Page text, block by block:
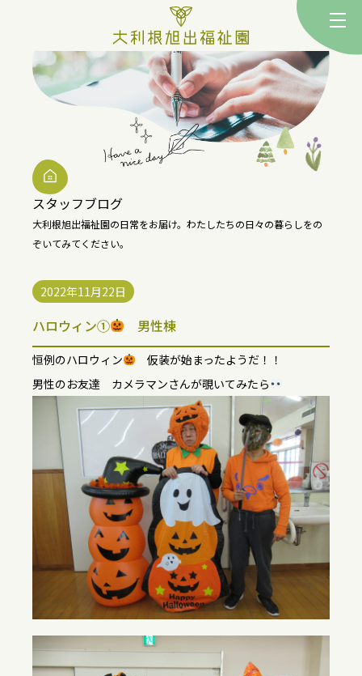
スタッフブログ
大利根旭出福祉園の日常をお届け。 わたしたちの日々の暮らしをの
ぞいてみてください。
2022年11月22日
ハロウィン➀ 男性棟
恒例のハロウィン
仮装が始まったようだ！！
男性のお友達 カメラマンさんが覗いてみたら